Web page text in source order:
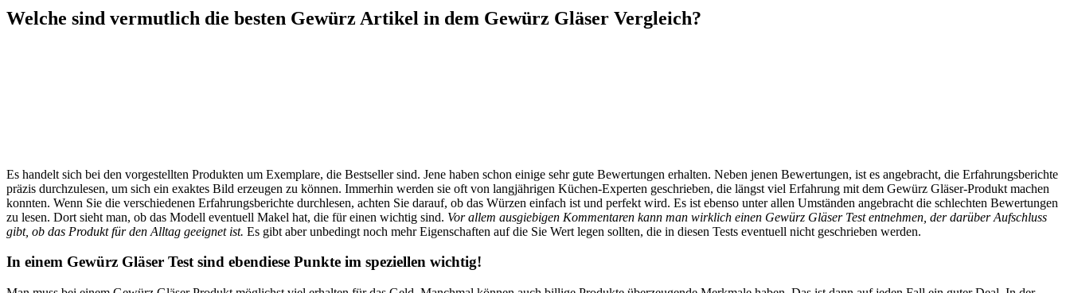
Welche sind vermutlich die besten Gewürz Artikel in dem Gewürz Gläser Vergleich?
Es handelt sich bei den vorgestellten Produkten um Exemplare, die Bestseller sind. Jene haben schon einige sehr gute Bewertungen erhalten. Neben jenen Bewertungen, ist es angebracht, die Erfahrungsberichte
präzis durchzulesen, um sich ein exaktes Bild erzeugen zu können. Immerhin werden sie oft von langjährigen Küchen-Experten geschrieben, die längst viel Erfahrung mit dem Gewürz Gläser-Produkt machen
konnten. Wenn Sie die verschiedenen Erfahrungsberichte durchlesen, achten Sie darauf, ob das Würzen einfach ist und perfekt wird. Es ist ebenso unter allen Umständen angebracht die schlechten Bewertungen
zu lesen. Dort sieht man, ob das Modell eventuell Makel hat, die für einen wichtig sind. Vor allem ausgiebigen Kommentaren kann man wirklich einen Gewürz Gläser Test entnehmen, der darüber Aufschluss
gibt, ob das Produkt für den Alltag geeignet ist. Es gibt aber unbedingt noch mehr Eigenschaften auf die Sie Wert legen sollten, die in diesen Tests eventuell nicht geschrieben werden.
In einem Gewürz Gläser Test sind ebendiese Punkte im speziellen wichtig!